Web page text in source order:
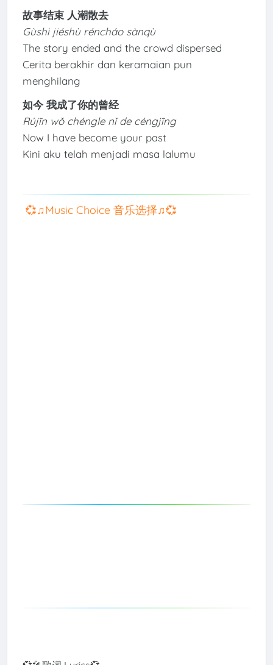
故事结束 人潮散去
Gùshi jiéshù réncháo sànqù
The story ended and the crowd dispersed
Cerita berakhir dan keramaian pun
menghilang
如今 我成了你的曾经
Rújīn wǒ chéngle nǐ de céngjīng
Now I have become your past
Kini aku telah menjadi masa lalumu
💞♫Music Choice 音乐选择♫💞